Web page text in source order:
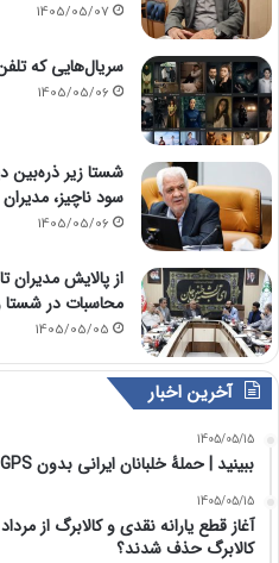
1405/05/07
سریال‌هایی که
1405/05/06
شستا زیر ذره‌بین
سود ناچیز،
1405/05/06
از پالایش مدیران
محاسبات در
1405/05/05
آخرین اخبار
1405/05/15
ببینید | حملۀ خلبانان ایرانی بدون GPS به پایگاه آمریکا
1405/05/15
کالابرگ حذف شدند؟